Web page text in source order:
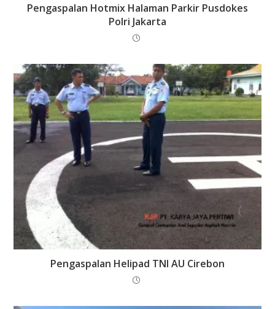
Pengaspalan Hotmix Halaman Parkir Pusdokes
Polri Jakarta
Pengaspalan Helipad TNI AU Cirebon